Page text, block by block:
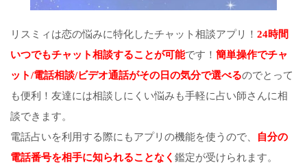
リスミィは恋の悩みに特化したチャット相談アプリ！ 24時間
いつでもチャット相談することが可能です！ 簡単操作でチャ
ット/電話相談/ビデオ通話がその日の気分で選べるのでとって
も便利！友達には相談しにくい悩みも手軽に占い師さんに相
談できます。
電話占いを利用する際にもアプリの機能を使うので、
自分の
電話番号を相手に知られることなく 鑑定が受けられます。